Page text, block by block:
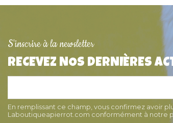
Médaille pour chien "Os" Alu
uni
S'inscrire à la newsletter
RECEVEZ NOS DERNIÈRES
En remplissant ce champ, vous confirmez avoir
Laboutiqueapierrot.com conformément à notre